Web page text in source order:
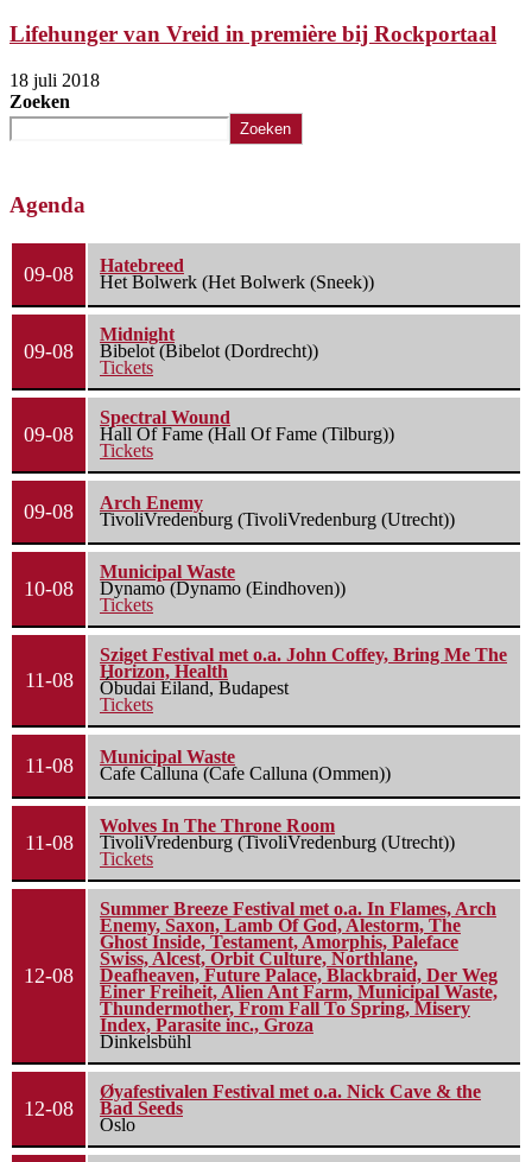
Lifehunger van Vreid in première bij Rockportaal
18 juli 2018
Zoeken
Zoeken
Agenda
09-08
Hatebreed
Het Bolwerk (Het Bolwerk (Sneek))
09-08
Midnight
Bibelot (Bibelot (Dordrecht))
Tickets
09-08
Spectral Wound
Hall Of Fame (Hall Of Fame (Tilburg))
Tickets
09-08
Arch Enemy
TivoliVredenburg (TivoliVredenburg (Utrecht))
10-08
Municipal Waste
Dynamo (Dynamo (Eindhoven))
Tickets
11-08
Sziget Festival met o.a. John Coffey, Bring Me The
Horizon, Health
Óbudai Eiland, Budapest
Tickets
11-08
Municipal Waste
Cafe Calluna (Cafe Calluna (Ommen))
11-08
Wolves In The Throne Room
TivoliVredenburg (TivoliVredenburg (Utrecht))
Tickets
12-08
Summer Breeze Festival met o.a. In Flames, Arch
Enemy, Saxon, Lamb Of God, Alestorm, The
Ghost Inside, Testament, Amorphis, Paleface
Swiss, Alcest, Orbit Culture, Northlane,
Deafheaven, Future Palace, Blackbraid, Der Weg
Einer Freiheit, Alien Ant Farm, Municipal Waste,
Thundermother, From Fall To Spring, Misery
Index, Parasite inc., Groza
Dinkelsbühl
12-08
Øyafestivalen Festival met o.a. Nick Cave & the
Bad Seeds
Oslo